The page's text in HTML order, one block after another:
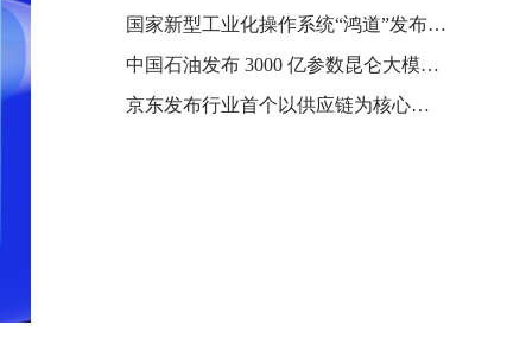
国家新型工业化操作系统“鸿道”发布：用于具身智能机器人，支持华为、龙芯、英伟达、英特尔等 GPU / NPU 架构
中国石油发布 3000 亿参数昆仑大模型，AI 智能体嵌入加油站管理系统
京东发布行业首个以供应链为核心的工业大模型 Joy industrial